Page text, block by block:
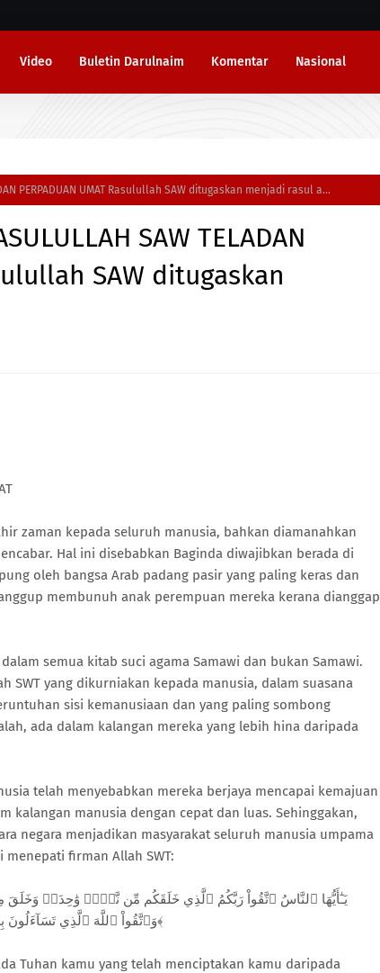
Video Buletin Darulnaim Komentar Nasional
PERPADUAN UMAT Rasulullah SAW ditugaskan menjadi rasul a...
SAW TELADAN
SAW ditugaskan
zaman kepada seluruh manusia, bahkan diamanahkan
Hal ini disebabkan Baginda diwajibkan berada di
oleh bangsa Arab padang pasir yang paling keras dan
membunuh anak perempuan mereka kerana dianggap
semua kitab suci agama Samawi dan bukan Samawi.
SWT yang dikurniakan kepada manusia, dalam suasana
sisi kemanusiaan dan yang paling sombong
ada dalam kalangan mereka yang lebih hina daripada
telah menyebabkan mereka berjaya mencapai kemajuan
kalangan manusia dengan cepat dan luas. Sehinggakan,
negara menjadikan masyarakat seluruh manusia umpama
firman Allah SWT:
وَٱتَّقُواْ ٱللَّهَ ٱلَّذِي تَسَآءَلُونَ بِهِۦ وَٱلۡأَرۡحَامَۚ إِنَّ ٱللَّهَ كَانَ عَلَيۡكُمۡ رَقِيبٗا١﴾
Tuhan kamu yang telah menciptakan kamu daripada